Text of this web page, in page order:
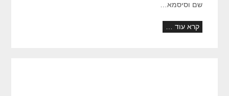
שם וסיסמא…
קרא עוד …